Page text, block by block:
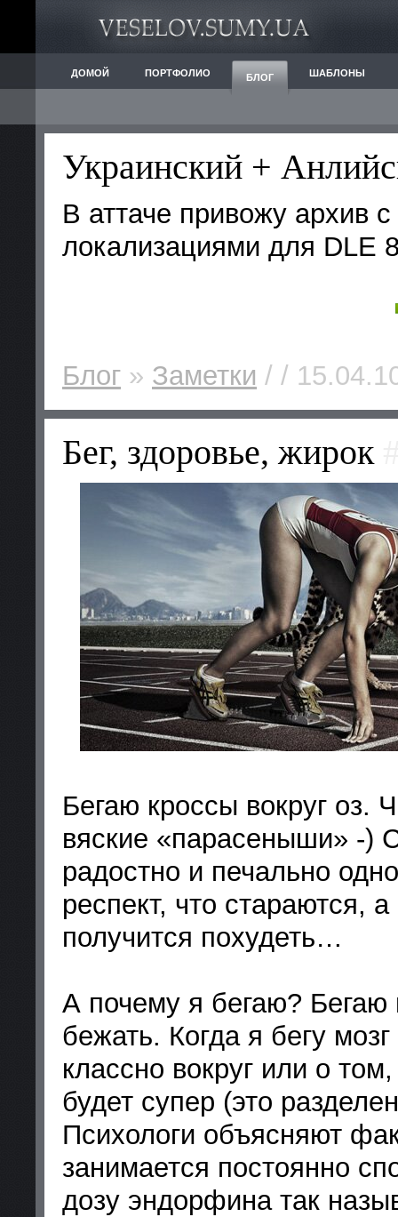
ДОМОЙ ПОРТФОЛИО БЛОГ ШАБЛОНЫ
Украинский +
В аттаче привожу архив
локализациями для DLE
Блог » Заметки / /
Бег, здоровье, жирок
Бегаю кроссы вокруг
вяские «парасеныши» -)
радостно и печально
респект, что стараются,
получится похудеть…
А почему я бегаю? Бегаю
бежать. Когда я бегу
классно вокруг или о
будет супер (это
Психологи объясняют
занимается постоянно
дозу эндорфина так